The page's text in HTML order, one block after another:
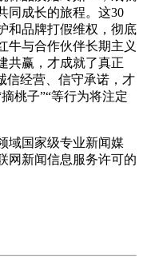
同成长的旅程。这30
和品牌打假维权，彻底
牛与合作伙伴长期主义
共赢，才成就了真正
信经营、信守承诺，才
桃子”“等行为将注定
国家级专业新闻媒
网新闻信息服务许可的